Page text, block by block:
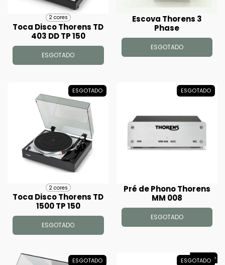
2 cores
Toca Disco Thorens TD
403 DD TP 150
ESGOTADO
Escova Thorens 3
Phase
ESGOTADO
ESGOTADO
2 cores
Toca Disco Thorens TD
1500 TP 150
ESGOTADO
ESGOTADO
Pré de Phono Thorens
MM 008
ESGOTADO
ESGOTADO ESGOTADO